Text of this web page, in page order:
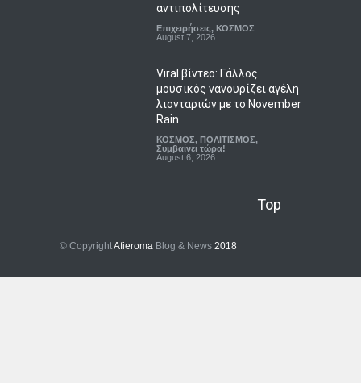
αντιπολίτευσης
Επιχειρήσεις, ΚΟΣΜΟΣ
August 7, 2026
Viral βίντεο: Γάλλος
μουσικός νανουρίζει αγέλη
λιονταριών με το November
Rain
ΚΟΣΜΟΣ, ΠΟΛΙΤΙΣΜΟΣ,
Συμβαίνει τώρα!
August 6, 2026
Top
© CopyrightAfieroma Blog & News 2018